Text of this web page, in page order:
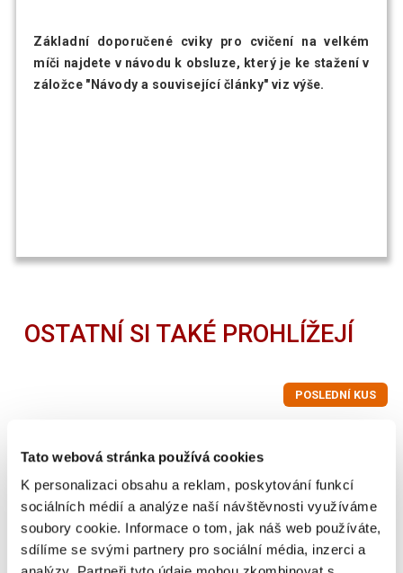
Tato webová stránka používá cookies
K personalizaci obsahu a reklam, poskytování funkcí
sociálních médií a analýze naší návštěvnosti využíváme
soubory cookie. Informace o tom, jak náš web používáte,
sdílíme se svými partnery pro sociální média, inzerci a
Základní doporučené cviky pro cvičení na velkém
míči najdete v návodu k obsluze, který je ke stažení v
záložce "Návody a související články" viz výše.
OSTATNÍ SI TAKÉ PROHLÍŽEJÍ
POSLEDNÍ KUS